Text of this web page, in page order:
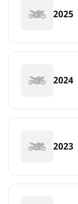
2025
2024
2023